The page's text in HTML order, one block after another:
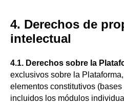
4. Derechos de
intelectual
4.1. Derechos sobre la
exclusivos sobre la
elementos constitutivos
incluidos los módulos